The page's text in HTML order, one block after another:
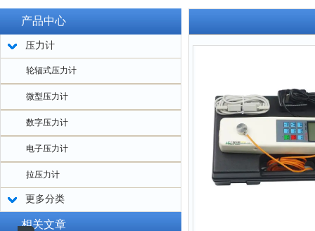
产品中心
压力计
轮辐式压力计
微型压力计
数字压力计
电子压力计
拉压力计
更多分类
相关文章